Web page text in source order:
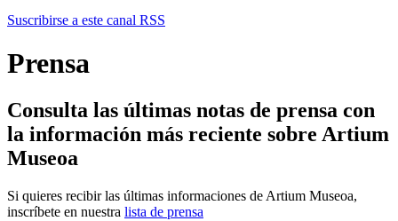
Suscribirse a este canal RSS
Prensa
Consulta las últimas notas de prensa con
la información más reciente sobre Artium
Museoa
Si quieres recibir las últimas informaciones de Artium Museoa,
inscríbete en nuestra lista de prensa